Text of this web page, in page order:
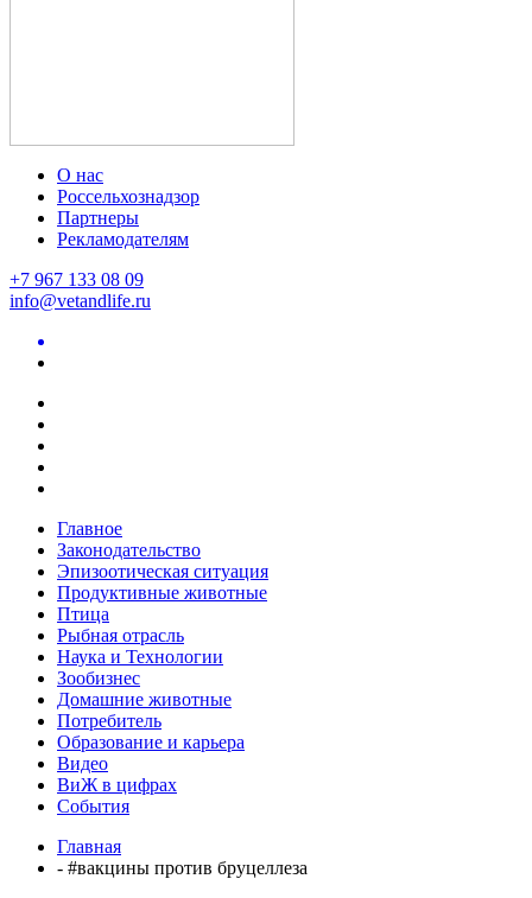
О нас
Россельхознадзор
Партнеры
Рекламодателям
+7 967 133 08 09
info@vetandlife.ru
Главное
Законодательство
Эпизоотическая ситуация
Продуктивные животные
Птица
Рыбная отрасль
Наука и Технологии
Зообизнес
Домашние животные
Потребитель
Образование и карьера
Видео
ВиЖ в цифрах
События
Главная
- #вакцины против бруцеллеза